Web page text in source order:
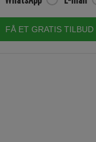
FÅ ET GRATIS TILBUD